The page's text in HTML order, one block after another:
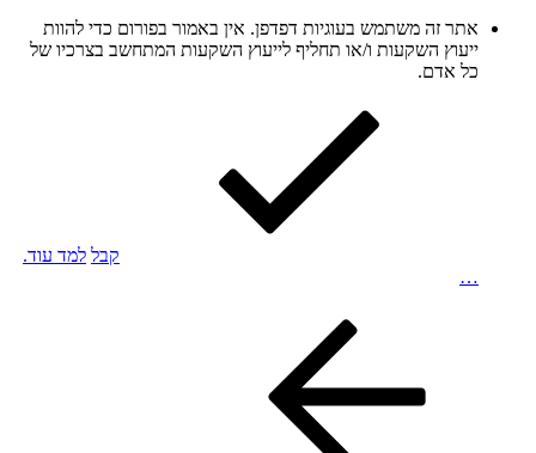
אתר זה משתמש בעוגיות דפדפן. אין באמור בפורום כדי להוות
ייעוץ השקעות ו/או תחליף לייעוץ השקעות המתחשב בצרכיו של
כל אדם.
קבל למד עוד.
…